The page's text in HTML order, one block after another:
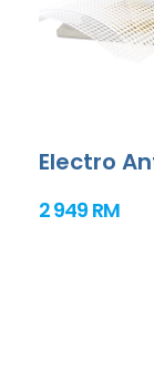
Electro
2 949 RM